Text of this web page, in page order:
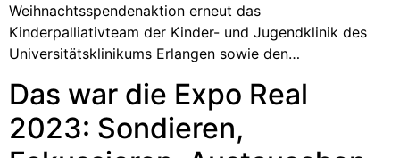
Weihnachtsspendenaktion erneut das
Kinderpalliativteam der Kinder- und Jugendklinik des
Universitätsklinikums Erlangen sowie den…
Das war die Expo Real
2023: Sondieren,